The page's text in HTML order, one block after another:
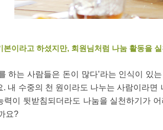
본이라고 하셨지만, 회원님처럼 나눔 활동을
하는 사람들은 돈이 많다’라는 인식이
. 내 수중의 천 원이라도 나누는 사람이라
력이 뒷받침되더라도 나눔을 실천하기가
요?